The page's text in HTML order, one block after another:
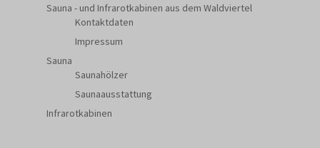
Sauna - und Infrarotkabinen aus dem Waldviertel
Kontaktdaten
Impressum
Sauna
Saunahölzer
Saunaausstattung
Infrarotkabinen